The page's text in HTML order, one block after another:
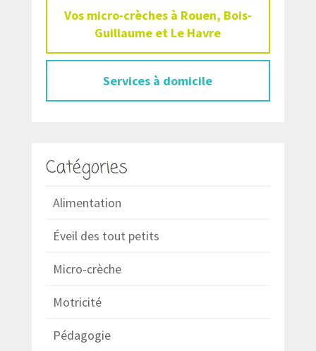
Vos micro-crèches à Rouen, Bois-
Guillaume et Le Havre
Services à domicile
Catégories
Alimentation
Éveil des tout petits
Micro-crèche
Motricité
Pédagogie